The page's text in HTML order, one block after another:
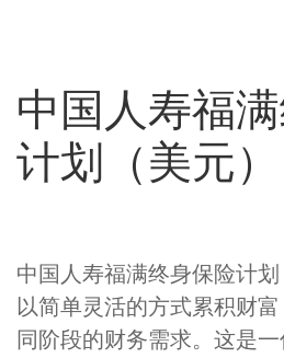
中国人寿福
计划（美元）
Product
Summary
中国人寿福满终身保险计
以简单灵活的方式累积财
同阶段的财务需求。这是